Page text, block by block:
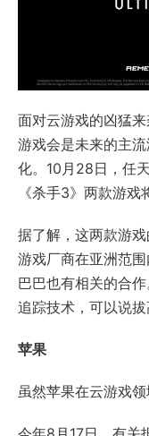
面对云游戏的凶猛
游戏会是未来的主
化。10月28日，任
《杀手3》两款游戏
据了解，这两款游
游戏厂商在亚洲范
巴巴也有相关的合
追踪技术，可以说
苹果
虽然苹果在云游戏领